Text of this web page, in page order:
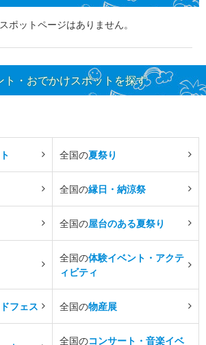
ポットページはありません。
ト・おでかけスポットを探す
全国の夏祭り
全国の縁日・納涼祭
全国の屋台のある夏祭り
全国の体験イベント・アクテ
ィビティ
フェス 全国の物産展
全国のコンサート・音楽イベ